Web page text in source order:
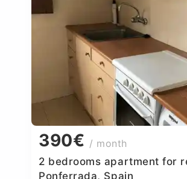
390€ / month
2 bedrooms apartment for
Ponferrada, Spain